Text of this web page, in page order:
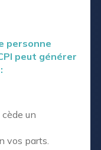
personne
peut générer
un
vos parts.